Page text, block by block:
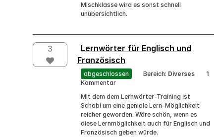
Mischklasse wird es sonst schnell
unübersichtlich.
3
Lernwörter für Englisch und
Französisch
abgeschlossen Bereich: Diverses
1
Kommentar
Mit dem dem Lernwörter-Training ist
Schabi um eine geniale Lern-Möglichkeit
reicher geworden. Wäre schön, wenn es
diese Lernmöglichkeit auch für Englisch und
Französisch geben würde.